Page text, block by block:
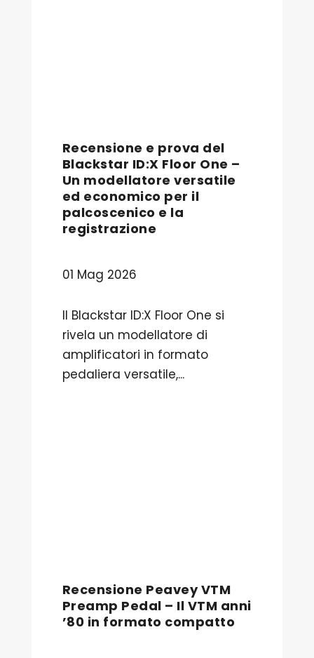
Recensione e prova del
Blackstar ID:X Floor One –
Un modellatore versatile
ed economico per il
palcoscenico e la
registrazione
01 Mag 2026
Il Blackstar ID:X Floor One si
rivela un modellatore di
amplificatori in formato
pedaliera versatile,...
Recensione Peavey VTM
Preamp Pedal – Il VTM anni
’80 in formato compatto